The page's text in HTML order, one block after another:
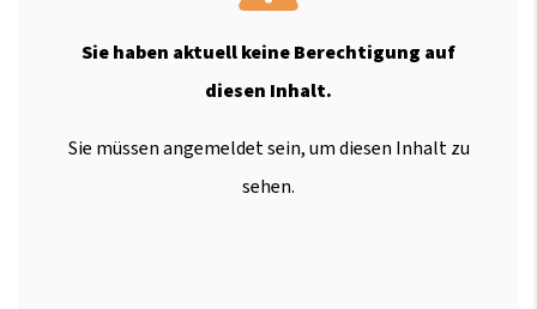
Sie haben aktuell keine Berechtigung auf
diesen Inhalt.
Sie müssen angemeldet sein, um diesen Inhalt zu
sehen.